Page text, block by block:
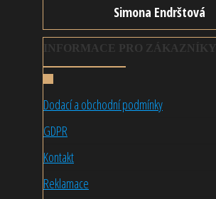
Simona Endrštová
INFORMACE PRO ZÁKAZNÍKY
Dodací a obchodní podmínky
GDPR
Kontakt
Reklamace